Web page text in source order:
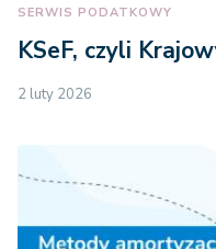
SERWIS PODATKOWY
KSeF, czyli
2 luty 2026